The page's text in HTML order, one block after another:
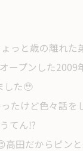
っと歳の離れた
ープンした2009
した🥹
たけど色々話を
てん⁉️
高田だからピン